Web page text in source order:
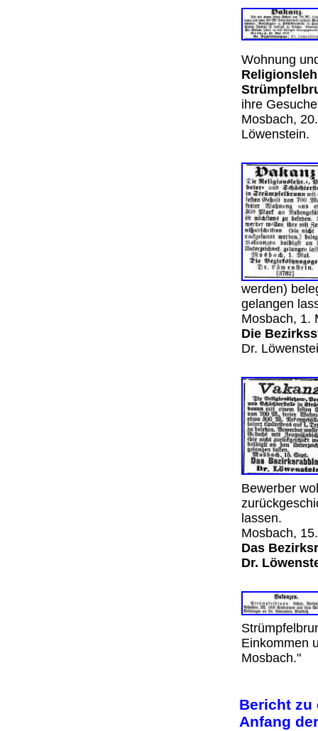
Wohnung
ihre
Mosbach,
Löwenstein.
werden)
gelangen
Mosbach, 1.
Die
Dr.
Bewerber
lassen.
Mosbach,
Das
Dr.
Einkommen
Mosbach."
Bericht zu
Anfang